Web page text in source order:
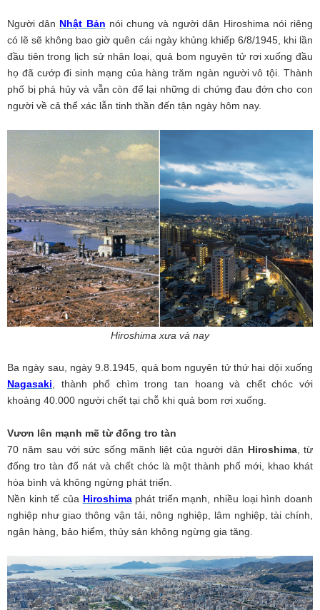
Người dân Nhật Bản nói chung và người dân Hiroshima nói riêng
có lẽ sẽ không bao giờ quên cái ngày khủng khiếp 6/8/1945, khi lần
đầu tiên trong lịch sử nhân loại, quả bom nguyên tử rơi xuống đầu
họ đã cướp đi sinh mạng của hàng trăm ngàn người vô tội. Thành
phố bị phá hủy và vẫn còn để lại những di chứng đau đớn cho con
người về cả thể xác lẫn tinh thần đến tận ngày hôm nay.
Hiroshima xưa và nay
Ba ngày sau, ngày 9.8.1945, quả bom nguyên tử thứ hai dội xuống
Nagasaki , thành phố chìm trong tan hoang và chết chóc với
khoảng 40.000 người chết tại chỗ khi quả bom rơi xuống.
Vươn lên mạnh mẽ từ đống tro tàn
70 năm sau với sức sống mãnh liệt của người dân Hiroshima, từ
đống tro tàn đổ nát và chết chóc là một thành phố mới, khao khát
hòa bình và không ngừng phát triển.
Nền kinh tế của Hiroshimaphát triển mạnh, nhiều loại hình doanh
nghiệp như giao thông vận tải, nông nghiệp, lâm nghiệp, tài chính,
ngân hàng, bảo hiểm, thủy sản không ngừng gia tăng.